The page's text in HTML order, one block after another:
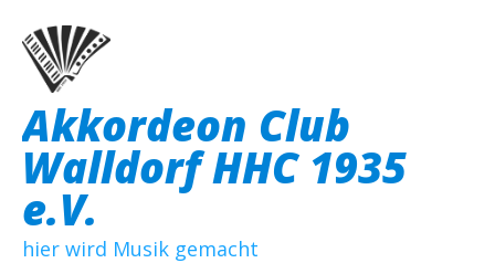
Akkordeon Club
Walldorf HHC 1935
e.V.
hier wird Musik gemacht